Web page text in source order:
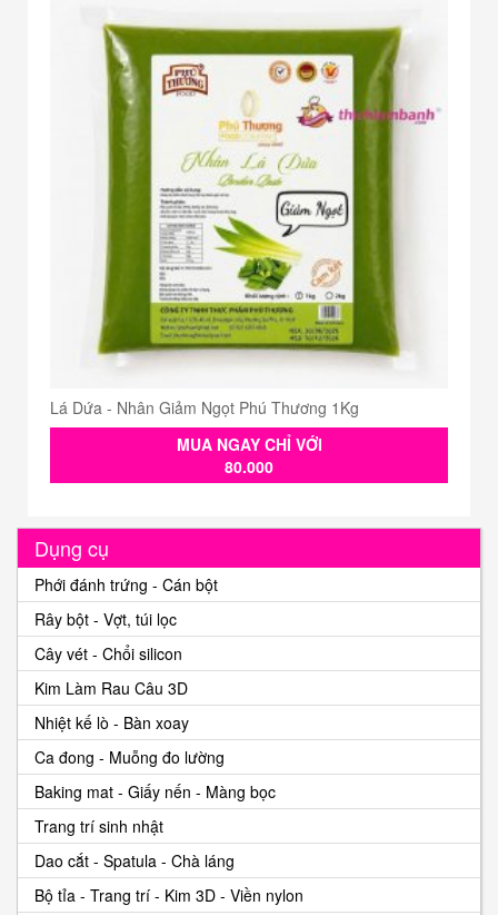
Lá Dứa - Nhân Giảm Ngọt Phú Thương 1Kg
MUA NGAY CHỈ VỚI
80.000
Dụng cụ
Phới đánh trứng - Cán bột
Rây bột - Vợt, túi lọc
Cây vét - Chổi silicon
Kim Làm Rau Câu 3D
Nhiệt kế lò - Bàn xoay
Ca đong - Muỗng đo lường
Baking mat - Giấy nến - Màng bọc
Trang trí sinh nhật
Dao cắt - Spatula - Chà láng
Bộ tỉa - Trang trí - Kim 3D - Viền nylon